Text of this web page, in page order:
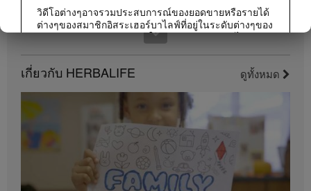
วิดีโอต่างๆอาจรวมประสบการณ์ของยอดขายหรือรายได้
ต่างๆของสมาชิกอิสระเฮอร์บาไลฟ์ที่อยู่ในระดับต่างๆของ
แผนการตลาดและอาศัยอยู่ในประเทศต่างๆ รายได้เหล่า
ประกันว่าคุณจะได้รับรายได้เท่ากัน สำหรับข้อมูลโดย
ธุรกิจอยู่นั้น โปรดดูจากเว็บไซต์ Herbalife.com หรือ
MyHerbalife.com
ในทำนองเดียวกัน คำยืนยันจากผู้ใช้จริงที่ระบุว่าสามารถ
ควบคุมน้ำหนักได้มากและ / หรืออย่างรวดเร็ว ไม่ถือว่า
เป็นปริมาณของน้ำหนักที่แต่ละบุคคลจะสามารถทำเช่น
เดียวกันได้ หรืออัตราในการควบคุมน้ำหนักที่บุคคลใด
บุคคลหนึ่งคาดหวังว่าจะทำได้ การควบคุมน้ำหนักของ
0:46
คุณประโยชน์ที่หลากหลายของว่านหางจระเข้
เรียนรู้คุณประโยชน์และการจำกัดสารไม่พึงประสงค์
เกี่ยวกับ HERBALIFE ดูทั้งหมด